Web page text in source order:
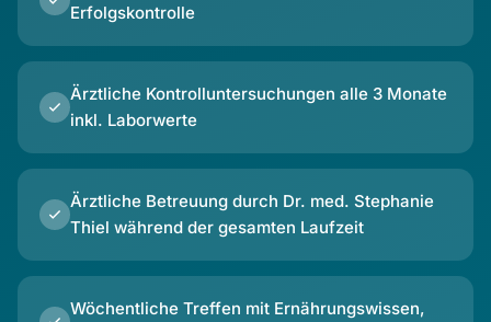
Erfolgskontrolle
Ärztliche Kontrolluntersuchungen alle 3 Monate
inkl. Laborwerte
Ärztliche Betreuung durch Dr. med. Stephanie
Thiel während der gesamten Laufzeit
Wöchentliche Treffen mit Ernährungswissen,